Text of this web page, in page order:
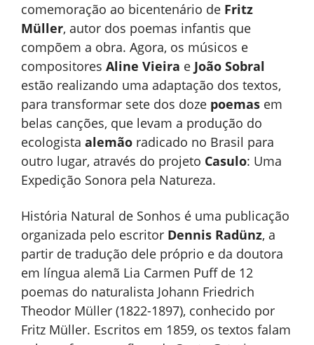
comemoração ao bicentenário de Fritz
Müller, autor dos poemas infantis que
compõem a obra. Agora, os músicos e
compositores Aline Vieira e João Sobral
estão realizando uma adaptação dos textos,
para transformar sete dos doze poemas em
belas canções, que levam a produção do
ecologista alemão radicado no Brasil para
outro lugar, através do projeto Casulo: Uma
Expedição Sonora pela Natureza.
História Natural de Sonhos é uma publicação
organizada pelo escritor Dennis Radünz, a
partir de tradução dele próprio e da doutora
em língua alemã Lia Carmen Puff de 12
poemas do naturalista Johann Friedrich
Theodor Müller (1822-1897), conhecido por
Fritz Müller. Escritos em 1859, os textos falam